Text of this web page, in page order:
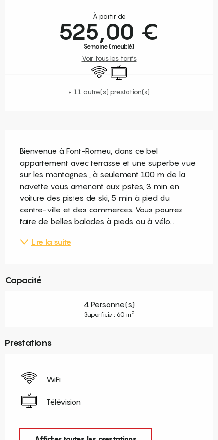
À partir de
525,00 €
Semaine (meublé)
Voir tous les tarifs
WiFi Télévision
+ 11 autre(s) prestation(s)
Bienvenue à Font-Romeu, dans ce bel
appartement avec terrasse et une superbe vue
sur les montagnes , à seulement 100 m de la
navette vous amenant aux pistes, 3 min en
voiture des pistes de ski, 5 min à pied du
centre-ville et des commerces. Vous pourrez
faire de belles balades à pieds ou à vélo...
Lire la suite
Capacité
4 Personne(s)
Superficie : 60 m2
Prestations
WiFi
Télévision